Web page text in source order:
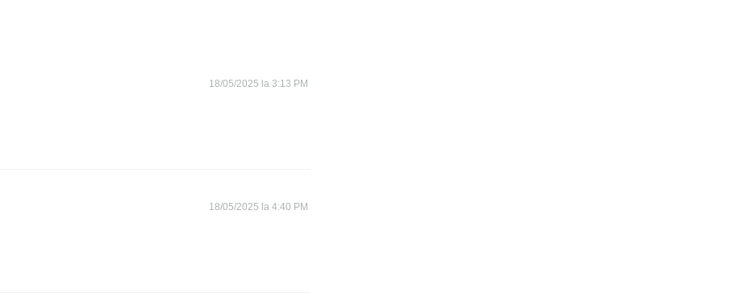
18/05/2025 la 3:13 PM
18/05/2025 la 4:40 PM